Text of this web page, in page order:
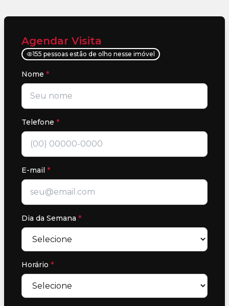
Agendar Visita
155 pessoas estão de olho nesse imóvel
Nome *
Telefone *
E-mail *
Dia da Semana *
Horário *